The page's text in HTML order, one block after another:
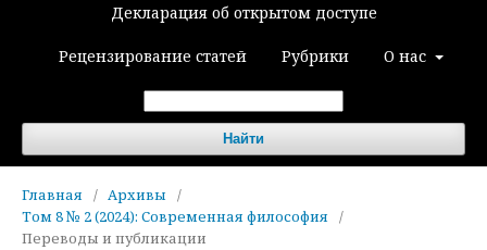
Декларация об открытом доступе
Рецензирование статей Рубрики О нас
Найти
Главная / Архивы
/
Том 8 № 2 (2024): Современная философия
/
Переводы и публикации